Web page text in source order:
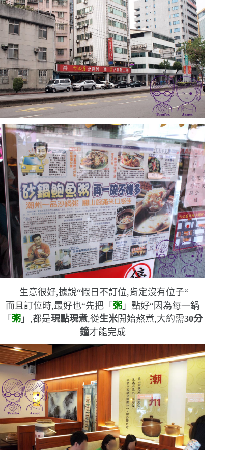
生意很好,據說“假日不訂位,肯定沒有位子“
而且訂位時,最好也“先把「粥 」點好“因為每一鍋
「粥 」,都是現點現煮,從生米開始熬煮,大約需30分
鐘才能完成